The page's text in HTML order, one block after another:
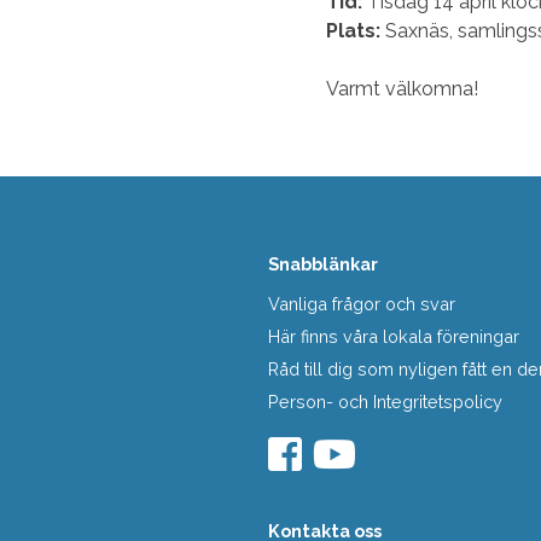
Plats: Saxnäs,
Varmt välkomna!
Snabblänkar
Vanliga frågor och svar
Här finns våra lokala föreningar
Råd till dig som nyligen fått en
Person- och Integritetspolicy
Kontakta oss